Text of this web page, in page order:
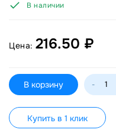
В наличии
Цена: 216.50 ₽
В корзину -
Купить в 1 клик